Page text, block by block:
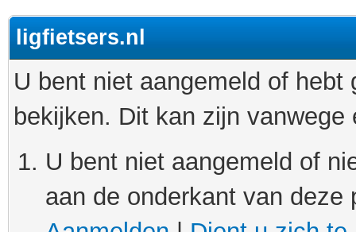
ligfietsers.nl
U bent niet aangemeld of
bekijken. Dit kan zijn
U bent niet aangemeld of
aan de onderkant van